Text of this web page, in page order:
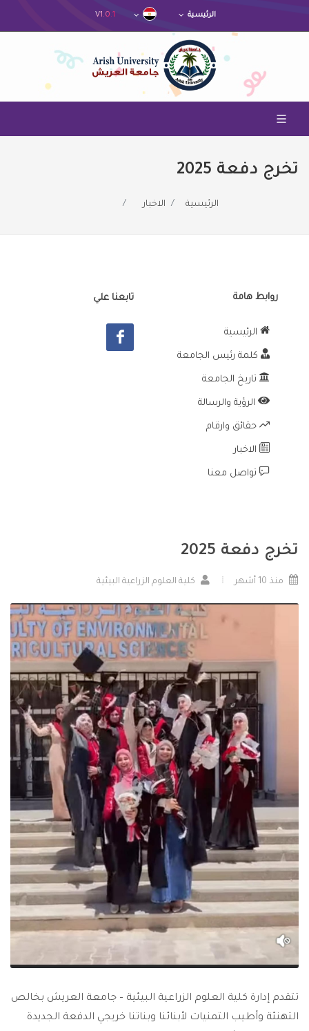
الرئيسية V1.0.1
تخرج دفعة 2025
الرئيسية الاخبار
روابط هامة
الرئيسية
كلمة رئيس الجامعة
تاريخ الجامعة
الرؤية والرسالة
حقائق وارقام
الاخبار
تواصل معنا
تابعنا علي
تخرج دفعة 2025
منذ 10 أشهر كلية العلوم الزراعية البيئية
تتقدم إدارة كلية العلوم الزراعية البيئية – جامعة العريش بخالص
التهنئة وأطيب التمنيات لأبنائنا وبناتنا خريجي الدفعة الجديدة